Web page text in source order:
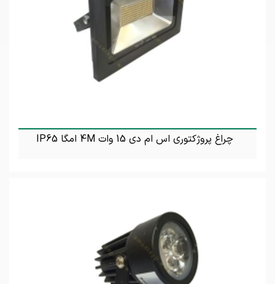
چراغ پروژکتوری اس ام دی 15 وات 4M امگا IP65